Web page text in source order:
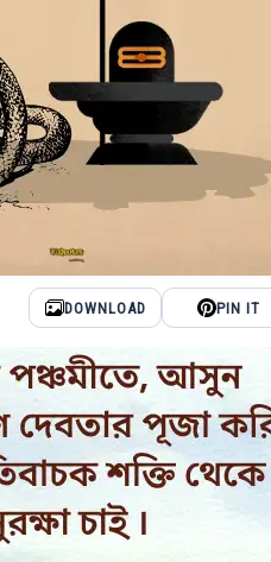
DOWNLOAD PIN IT